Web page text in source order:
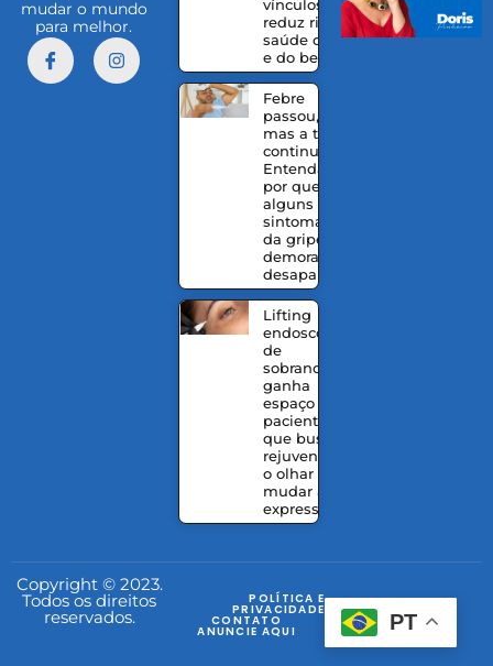
mudar o mundo
para melhor.
vínculos e
reduz riscos à
saúde da mãe
e do bebê
Febre
passou,
mas a tosse
continua?
Entenda
por que
alguns
sintomas
da gripe
demoram a
desaparecer
Lifting
endoscópico
de
sobrancelhas
ganha
espaço entre
pacientes
que buscam
rejuvenescer
o olhar sem
mudar a
expressão
Copyright © 2023.
Todos os direitos
reservados.
POLÍTICA E
PRIVACIDADE
CONTATO
ANUNCIE AQUI PT